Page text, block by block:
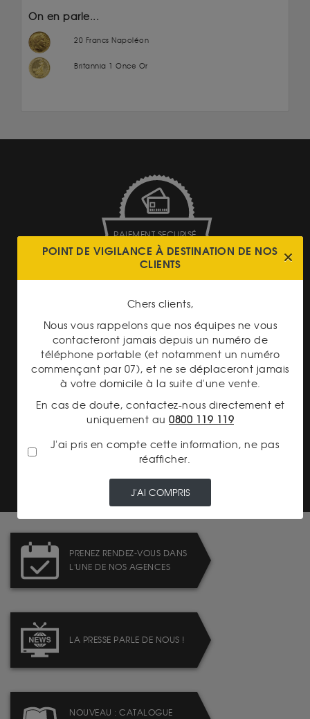
On en parle...
20 Francs Napoléon
Britannia 1 Once Or
PAIEMENT SECURISÉ
LIVRAISON ASSURÉE
TRANSPARENCE DES
PRIX
PRENEZ RENDEZ-VOUS DANS
L'UNE DE NOS AGENCES
LA PRESSE PARLE DE NOUS !
NOUVEAU : CATALOGUE
POINT DE VIGILANCE À DESTINATION DE NOS
CLIENTS
Chers clients,
Nous vous rappelons que nos équipes ne vous
contacteront jamais depuis un numéro de
téléphone portable (et notamment un numéro
commençant par 07), et ne se déplaceront jamais
à votre domicile à la suite d'une vente.
En cas de doute, contactez-nous directement et
uniquement au 0800 119 119
J'ai pris en compte cette information, ne pas
réafficher.
J'AI COMPRIS